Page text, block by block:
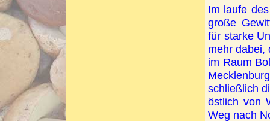
Im laufe
große
für starke
mehr dabei,
im Raum
schließlich
östlich von
Weg nach